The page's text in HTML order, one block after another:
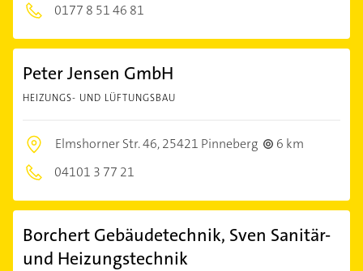
0177 8 51 46 81
Peter Jensen GmbH
HEIZUNGS- UND LÜFTUNGSBAU
Elmshorner Str. 46,25421 Pinneberg
6 km
04101 3 77 21
Borchert Gebäudetechnik, Sven Sanitär-
und Heizungstechnik